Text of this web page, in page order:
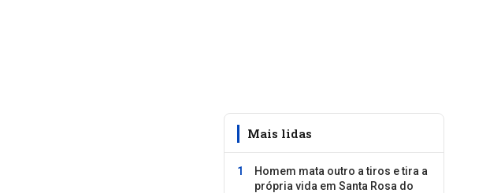
Mais lidas
Homem mata outro a tiros e tira a
própria vida em Santa Rosa do